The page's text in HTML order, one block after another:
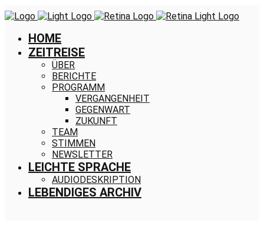
HOME
ZEITREISE
ÜBER
BERICHTE
PROGRAMM
VERGANGENHEIT
GEGENWART
ZUKUNFT
TEAM
STIMMEN
NEWSLETTER
LEICHTE SPRACHE
AUDIODESKRIPTION
LEBENDIGES ARCHIV